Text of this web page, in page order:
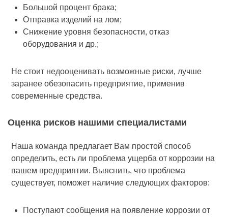
Большой процент брака;
Отправка изделий на лом;
Снижение уровня безопасности, отказ
оборудования и др.;
Не стоит недооценивать возможные риски, лучше
заранее обезопасить предприятие, применив
современные средства.
Оценка рисков нашими специалистами
Наша команда предлагает Вам простой способ
определить, есть ли проблема ущерба от коррозии на
вашем предприятии. Выяснить, что проблема
существует, поможет наличие следующих факторов:
Поступают сообщения на появление коррозии от